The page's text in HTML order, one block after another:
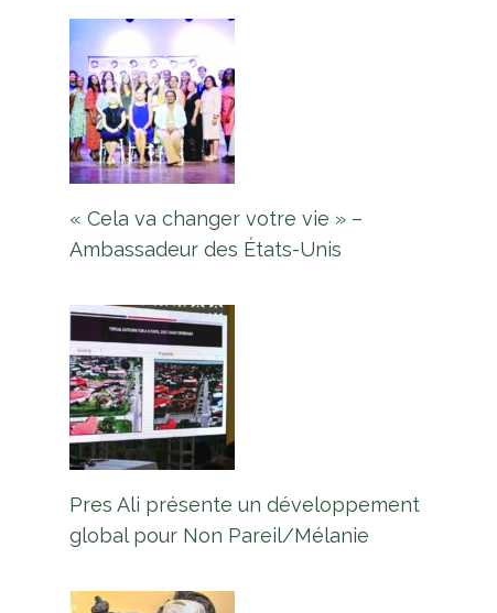
« Cela va changer votre vie » –
Ambassadeur des États-Unis
Pres Ali présente un développement
global pour Non Pareil/Mélanie